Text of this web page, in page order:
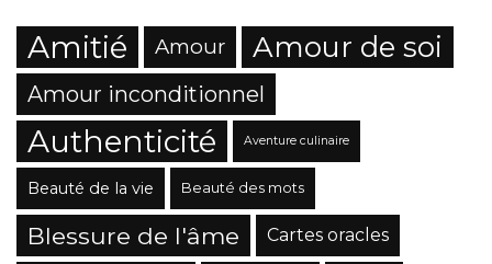
Amitié Amour Amour de soi
Amour inconditionnel
Authenticité Aventure culinaire
Beauté de la vie Beauté des mots
Blessure de l'âme Cartes oracles